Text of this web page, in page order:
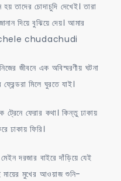
তাদের চোদাচুদি দেখেই। তারা
দিয়ে বুঝিয়ে দেয়। আমার
chele chudachudi
জীবনে এক অবিস্মরণীয় ঘটনা
মিলে ঘুরতে যাই।
ফেরার কথা। কিন্তু ঢাকায়
ঢাকায় ফিরি।
দরজার বাইরে দাঁড়িয়ে যেই
মায়ের মুখের আওয়াজ শুনি-